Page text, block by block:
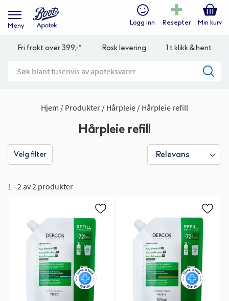
Meny Logg inn Resepter Min kurv
Fri frakt over 399,-* Rask levering 1 t klikk & hent
Hjem Produkter Hårpleie Hårpleie refill
Hårpleie refill
Velg filter
1 - 2 av 2 produkter